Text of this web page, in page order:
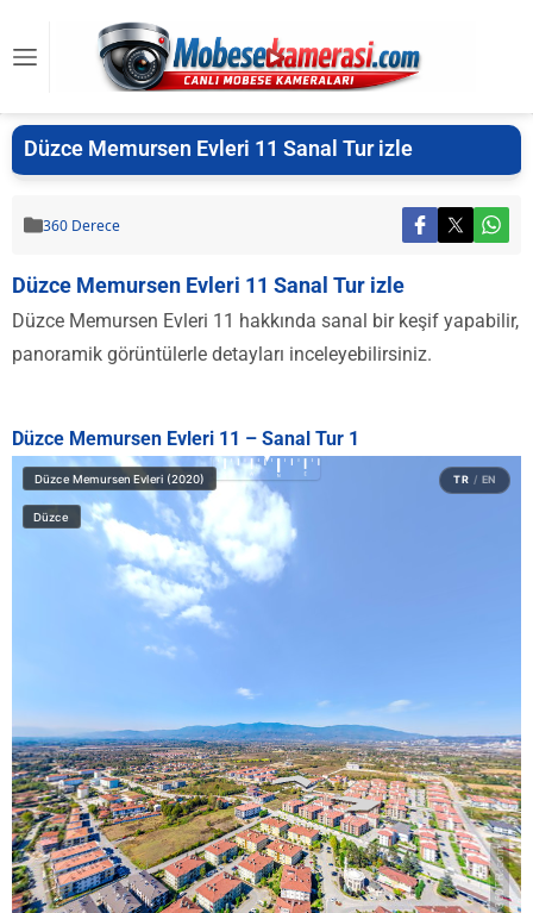
Düzce Memursen Evleri 11 Sanal Tur izle
360 Derece
Düzce Memursen Evleri 11 Sanal Tur izle
Düzce Memursen Evleri 11 hakkında sanal bir keşif yapabilir,
panoramik görüntülerle detayları inceleyebilirsiniz.
Düzce Memursen Evleri 11 – Sanal Tur 1